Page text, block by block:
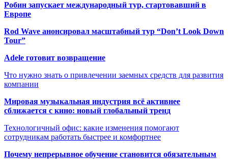
Робин запускает международный тур, стартовавший в
Европе
Rod Wave анонсировал масштабный тур “Don’t Look Down
Tour”
Adele готовит возвращение
Что нужно знать о привлечении заемных средств для развития
компании
Мировая музыкальная индустрия всё активнее
сближается с кино: новый глобальный тренд
Технологичный офис: какие изменения помогают
сотрудникам работать быстрее и комфортнее
Почему непрерывное обучение становится обязательным